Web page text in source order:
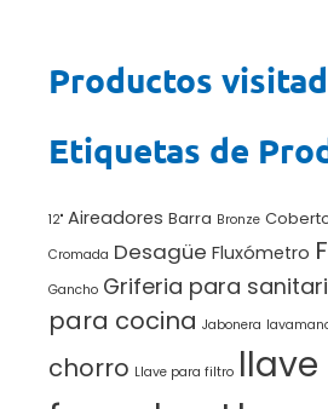
Productos
Etiquetas de
12" Aireadores Barra Bronze
Cromada Desagüe Fluxómetro
Gancho Griferia para
para cocina Jabonera
chorro Llave para filtro